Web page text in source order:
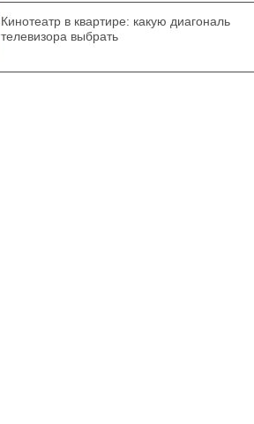
Кинотеатр в квартире: какую диагональ
телевизора выбрать